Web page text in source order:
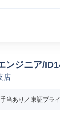
ンジニア/
店
当あり／東証プラ